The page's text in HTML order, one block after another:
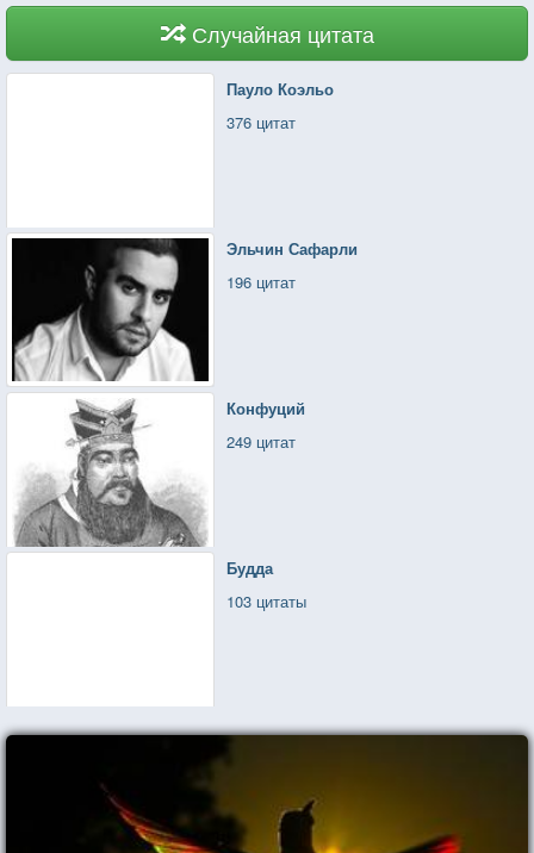
Случайная цитата
Пауло Коэльо
376 цитат
Эльчин Сафарли
196 цитат
Конфуций
249 цитат
Будда
103 цитаты